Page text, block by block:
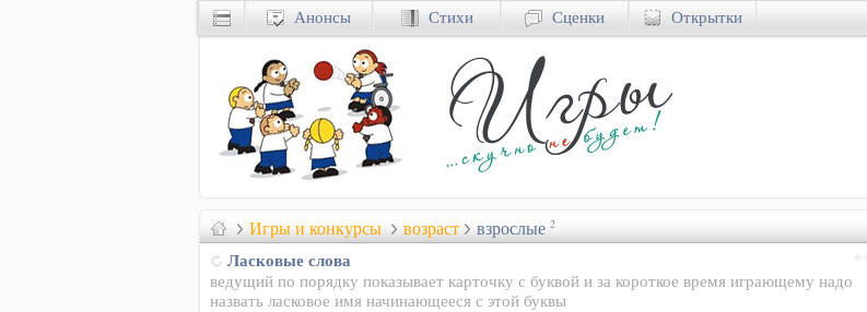
Игры и конкурсы возраст взрослые 2
Ласковые слова
ведущий по порядку показывает карточку с буквой и за короткое время играющему надо
назвать ласковое имя начинающееся с этой буквы
Анонсы Стихи Сценки Открытки